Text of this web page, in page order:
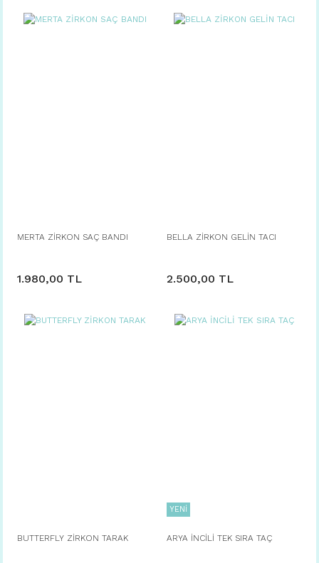
MERTA ZİRKON SAÇ BANDI
1.980,00 TL
BELLA ZİRKON GELİN TACI
2.500,00 TL
BUTTERFLY ZİRKON TARAK
YENİ
ARYA İNCİLİ TEK SIRA TAÇ